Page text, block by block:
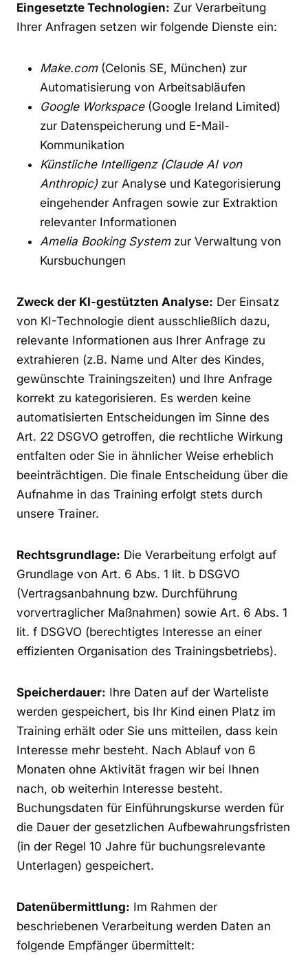
Eingesetzte Technologien: Zur Verarbeitung
Ihrer Anfragen setzen wir folgende Dienste ein:
Make.com(Celonis SE, München) zur
Automatisierung von Arbeitsabläufen
Google Workspace(Google Ireland Limited)
zur Datenspeicherung und E-Mail-
Kommunikation
Künstliche Intelligenz (Claude AI von
Anthropic) zur Analyse und Kategorisierung
eingehender Anfragen sowie zur Extraktion
relevanter Informationen
Amelia Booking Systemzur Verwaltung von
Kursbuchungen
Zweck der KI-gestützten Analyse: Der Einsatz
von KI-Technologie dient ausschließlich dazu,
relevante Informationen aus Ihrer Anfrage zu
extrahieren (z.B. Name und Alter des Kindes,
gewünschte Trainingszeiten) und Ihre Anfrage
korrekt zu kategorisieren. Es werden keine
automatisierten Entscheidungen im Sinne des
Art. 22 DSGVO getroffen, die rechtliche Wirkung
entfalten oder Sie in ähnlicher Weise erheblich
beeinträchtigen. Die finale Entscheidung über die
Aufnahme in das Training erfolgt stets durch
unsere Trainer.
Rechtsgrundlage: Die Verarbeitung erfolgt auf
Grundlage von Art. 6 Abs. 1 lit. b DSGVO
(Vertragsanbahnung bzw. Durchführung
vorvertraglicher Maßnahmen) sowie Art. 6 Abs. 1
lit. f DSGVO (berechtigtes Interesse an einer
effizienten Organisation des Trainingsbetriebs).
Speicherdauer: Ihre Daten auf der Warteliste
werden gespeichert, bis Ihr Kind einen Platz im
Training erhält oder Sie uns mitteilen, dass kein
Interesse mehr besteht. Nach Ablauf von 6
Monaten ohne Aktivität fragen wir bei Ihnen
nach, ob weiterhin Interesse besteht.
Buchungsdaten für Einführungskurse werden für
die Dauer der gesetzlichen Aufbewahrungsfristen
(in der Regel 10 Jahre für buchungsrelevante
Unterlagen) gespeichert.
Datenübermittlung: Im Rahmen der
beschriebenen Verarbeitung werden Daten an
folgende Empfänger übermittelt: